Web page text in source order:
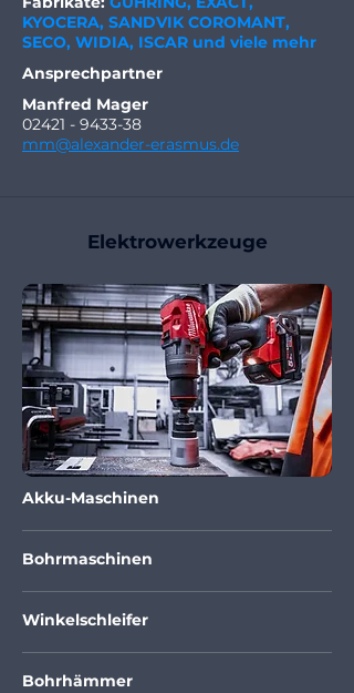
KYOCERA, SANDVIK COROMANT,
SECO, WIDIA, ISCAR und viele mehr
Ansprechpartner
Manfred Mager
02421 - 9433-38
mm@alexander-erasmus.de
Elektrowerkzeuge
Akku-Maschinen
Bohrmaschinen
Winkelschleifer
Bohrhämmer